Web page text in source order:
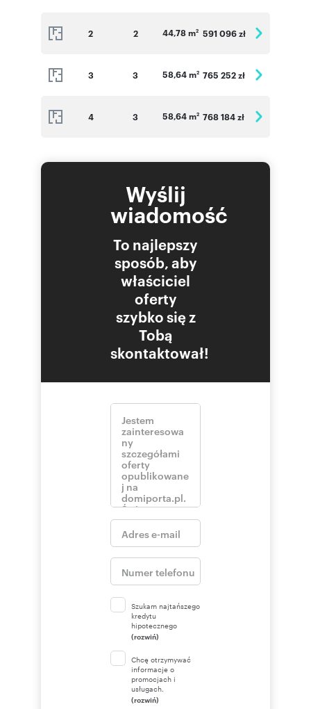
2 2 44,78 m2 591 096 zł
3 3 58,64 m2 765 252 zł
4 3 58,64 m2 768 184 zł
Wyślij
wiadomość
To najlepszy
sposób, aby
właściciel
oferty
szybko się z
Tobą
skontaktował!
Szukam najtańszego
kredytu
hipotecznego
(rozwiń)
Chcę otrzymywać
informacje o
promocjach i
usługach.
(rozwiń)